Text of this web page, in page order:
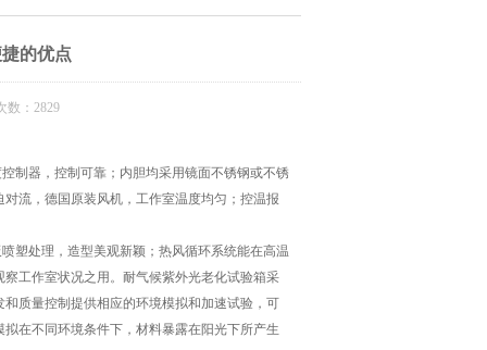
的优点
：2829
制器，控制可靠；内胆均采用镜面不锈钢或不锈
流，德国原装风机，工作室温度均匀；控温报
塑处理，造型美观新颖；热风循环系统能在高温
工作室状况之用。耐气候紫外光老化试验箱采
质量控制提供相应的环境模拟和加速试验，可
在不同环境条件下，材料暴露在阳光下所产生